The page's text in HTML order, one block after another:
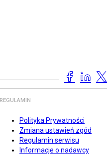
REGULAMIN
Polityka Prywatności
Zmiana ustawień zgód
Regulamin serwisu
Informacje o nadawcy